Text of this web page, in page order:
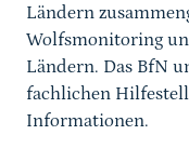
Ländern
Wolfsmonitoring
Ländern. Das BfN
fachlichen
Informationen.